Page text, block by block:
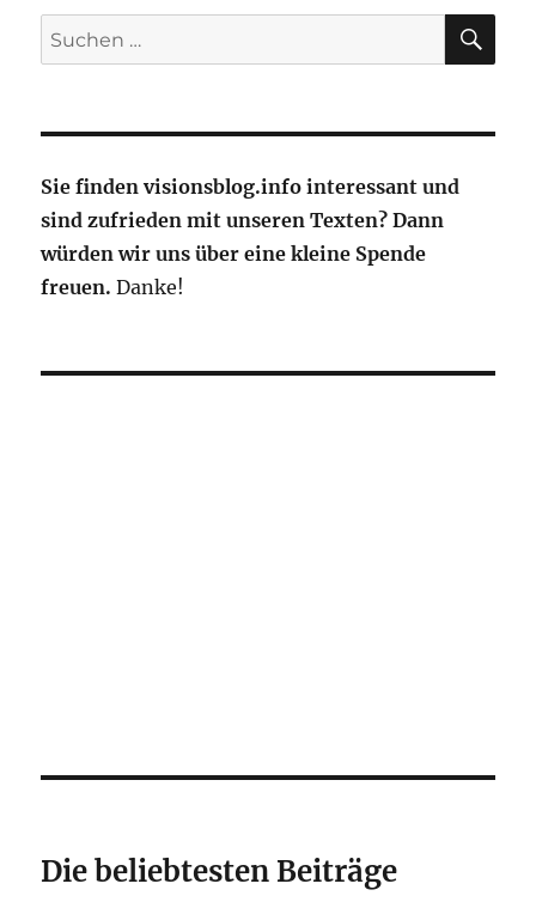
2021
eröffnet
Suche
nach:
Sie finden visionsblog.info interessant und
sind zufrieden mit unseren Texten? Dann
würden wir uns über eine kleine Spende
freuen. Danke!
Die beliebtesten Beiträge